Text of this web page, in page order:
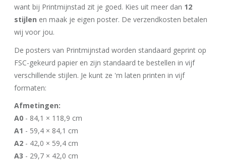
want bij Printmijnstad zit je goed. Kies uit meer dan 12
stijlen en maak je eigen poster. De verzendkosten betalen
wij voor jou.
De posters van Printmijnstad worden standaard geprint op
FSC-gekeurd papier en zijn standaard te bestellen in vijf
verschillende stijlen. Je kunt ze 'm laten printen in vijf
formaten:
Afmetingen:
A0 - 84,1 × 118,9 cm
A1 - 59,4 × 84,1 cm
A2 - 42,0 × 59,4 cm
A3 - 29,7 × 42,0 cm